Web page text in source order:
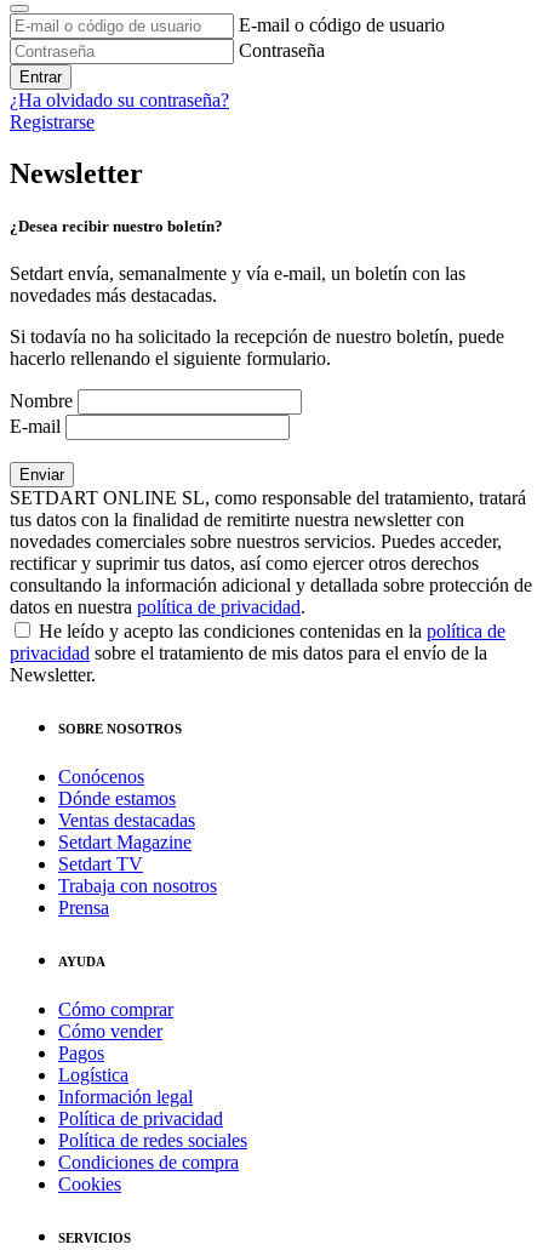
E-mail o código de usuario
Contraseña
Entrar
¿Ha olvidado su contraseña?
Registrarse
Newsletter
¿Desea recibir nuestro boletín?
Setdart envía, semanalmente y vía e-mail, un boletín con las
novedades más destacadas.
Si todavía no ha solicitado la recepción de nuestro boletín, puede
hacerlo rellenando el siguiente formulario.
Nombre
E-mail
SETDART ONLINE SL, como responsable del tratamiento, tratará
tus datos con la finalidad de remitirte nuestra newsletter con
novedades comerciales sobre nuestros servicios. Puedes acceder,
rectificar y suprimir tus datos, así como ejercer otros derechos
consultando la información adicional y detallada sobre protección de
datos en nuestra política de privacidad.
He leído y acepto las condiciones contenidas en la política de
privacidad sobre el tratamiento de mis datos para el envío de la
Newsletter.
SOBRE NOSOTROS
Conócenos
Dónde estamos
Ventas destacadas
Setdart Magazine
Setdart TV
Trabaja con nosotros
Prensa
AYUDA
Cómo comprar
Cómo vender
Pagos
Logística
Información legal
Política de privacidad
Política de redes sociales
Condiciones de compra
Cookies
SERVICIOS